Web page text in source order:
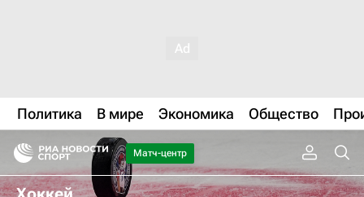
Политика В мире Экономика Общество
Матч-центр